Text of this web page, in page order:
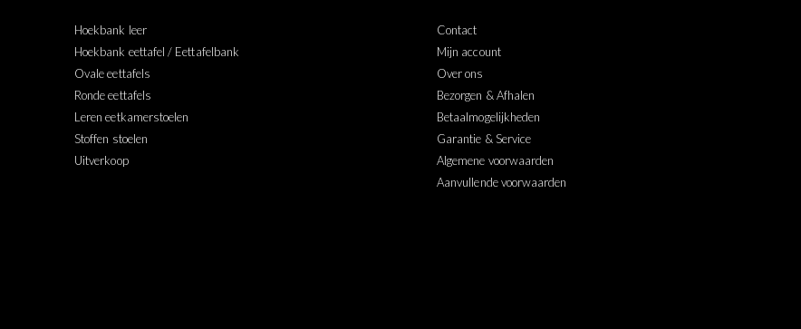
Hoekbank leer
Hoekbank eettafel / Eettafelbank
Ovale eettafels
Ronde eettafels
Leren eetkamerstoelen
Stoffen stoelen
Uitverkoop
Contact
Mijn account
Over ons
Bezorgen & Afhalen
Betaalmogelijkheden
Garantie & Service
Algemene voorwaarden
Aanvullende voorwaarden